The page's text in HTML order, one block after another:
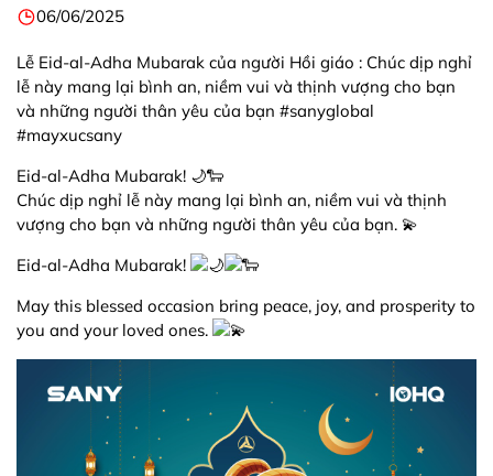
06/06/2025
Lễ Eid-al-Adha Mubarak của người Hồi giáo : Chúc dịp nghỉ
lễ này mang lại bình an, niềm vui và thịnh vượng cho bạn
và những người thân yêu của bạn #sanyglobal
#mayxucsany
Eid-al-Adha Mubarak! 🌙🐑
Chúc dịp nghỉ lễ này mang lại bình an, niềm vui và thịnh
vượng cho bạn và những người thân yêu của bạn. 💫
Eid-al-Adha Mubarak!
May this blessed occasion bring peace, joy, and prosperity to
you and your loved ones.